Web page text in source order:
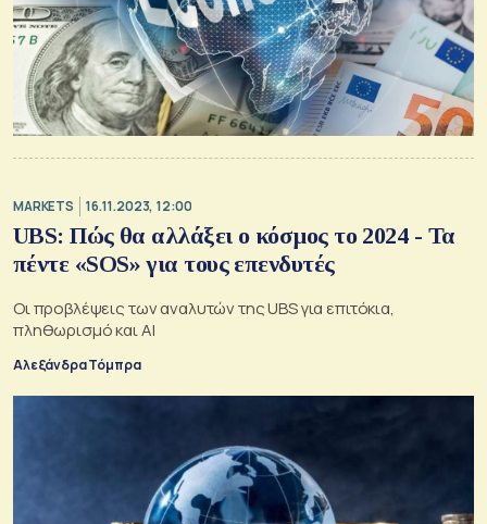
MARKETS 16.11.2023, 12:00
UBS: Πώς θα αλλάξει ο κόσμος το 2024 - Τα
πέντε «SOS» για τους επενδυτές
Οι προβλέψεις των αναλυτών της UBS για επιτόκια,
πληθωρισμό και ΑΙ
Αλεξάνδρα Τόμπρα